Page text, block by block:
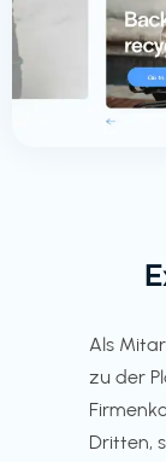
Als
zu der
Dritten,